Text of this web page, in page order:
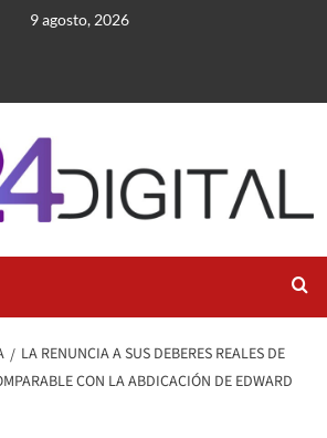
9 agosto, 2026
LA RENUNCIA A SUS DEBERES REALES DE
CON LA ABDICACIÓN DE EDWARD